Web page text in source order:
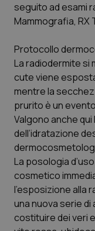
Provincia
Provincia
Puglia
Sardegna
Sicilia
Toscana
Umbria
Infezioni &
Malattie
Malattia di
Obesità
seguito ad esami
Mammografia, RX
Protocollo
La radiodermite si
cute viene
mentre la
prurito è un
Valgono anche
dell’idratazione
La posologia
cosmetico
l’esposizione alla
una nuova serie
costituire dei veri